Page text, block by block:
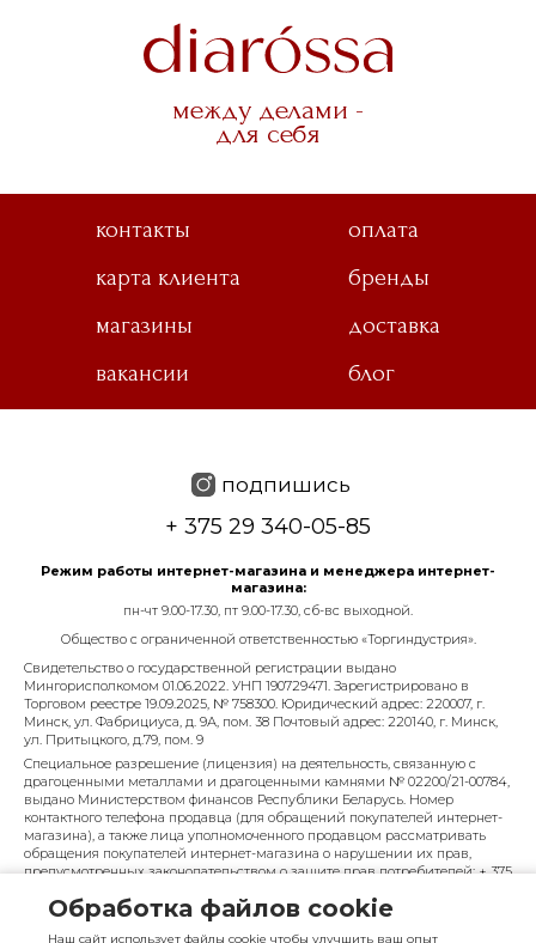
между делами -
для себя
контакты
оплата
карта клиента
бренды
магазины
доставка
вакансии
блог
подпишись
+ 375 29 340-05-85
Режим работы интернет-магазина и менеджера интернет-
магазина:
пн-чт 9.00-17.30, пт 9.00-17.30, сб-вс выходной.
Общество с ограниченной ответственностью «Торгиндустрия».
Свидетельство о государственной регистрации выдано
Мингорисполкомом 01.06.2022. УНП 190729471. Зарегистрировано в
Торговом реестре 19.09.2025, № 758300. Юридический адрес: 220007, г.
Минск, ул. Фабрициуса, д. 9А, пом. 38 Почтовый адрес: 220140, г. Минск,
ул. Притыцкого, д.79, пом. 9
Специальное разрешение (лицензия) на деятельность, связанную с
драгоценными металлами и драгоценными камнями № 02200/21-00784,
выдано Министерством финансов Республики Беларусь. Номер
контактного телефона продавца (для обращений покупателей интернет-
магазина), а также лица уполномоченного продавцом рассматривать
обращения покупателей интернет-магазина о нарушении их прав,
предусмотренных законодательством о защите прав потребителей: + 375
управления по работе с обращениями граждан и юридических лиц
Минского городского исполнительного комитета, администрация
Обработка файлов cookie
Наш сайт использует файлы cookie чтобы улучшить ваш опыт